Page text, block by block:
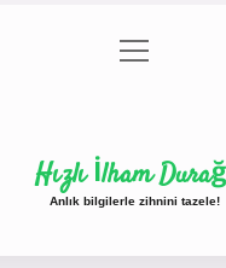
Gizlilik Politikası
menüyü
aç
Hızlı İlham
Anlık bilgilerle zihnini tazele!